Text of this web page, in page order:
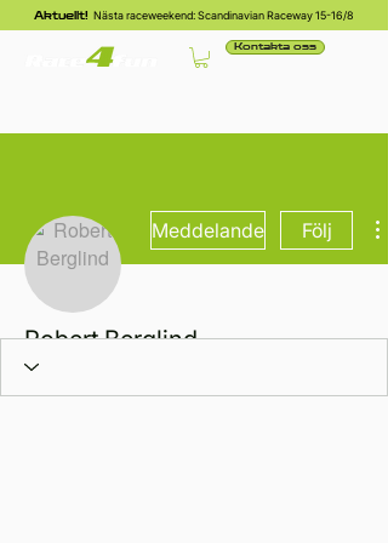
Aktuellt! Nästa raceweekend: Scandinavian Raceway 15-16/8
Kontakta oss
Meddelande Följ
Robert Berglind